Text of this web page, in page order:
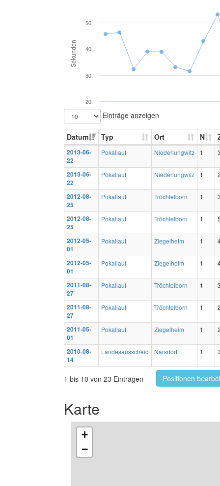
Sekunden
20
30
40
50
Einträge anzeigen
Datum Typ Ort N
2013-06-
22
Pokallauf Niederlungwitz 1
2013-06-
22
Pokallauf Niederlungwitz 1
2012-08-
25
Pokallauf Tröchtelborn 1
2012-08-
25
Pokallauf Tröchtelborn 1
2012-05-
01
Pokallauf Ziegelheim 1
2012-05-
01
Pokallauf Ziegelheim 1
2011-08-
27
Pokallauf Tröchtelborn 1
2011-08-
27
Pokallauf Tröchtelborn 1
2011-05-
01
Pokallauf Ziegelheim 1
2010-08-
14
Landesausscheid Narsdorf 1
1 bis 10 von 23 Einträgen Positionen
Karte
+
−